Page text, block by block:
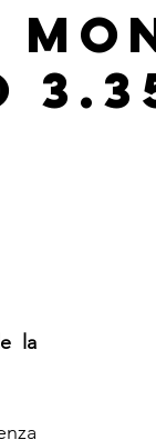
la